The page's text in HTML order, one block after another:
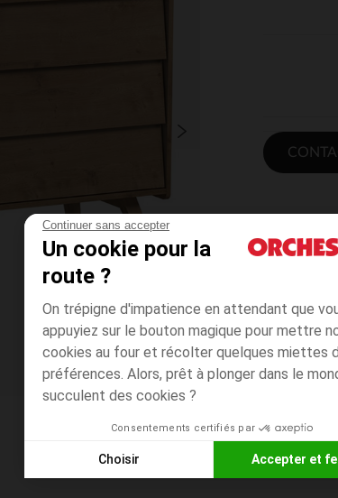
Continuer sans accepter
Un cookie pour la
route ?
On trépigne d'impatience en attendant que
appuyiez sur le bouton magique pour mettre
cookies au four et récolter quelques miettes
préférences. Alors, prêt à plonger dans le
succulent des cookies ?
Consentements certifiés par
Choisir Accepter et
MODES
Ce